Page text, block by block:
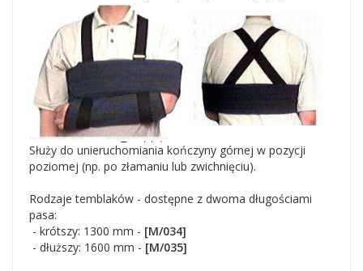
Służy do unieruchomiania kończyny górnej w pozycji
poziomej (np. po złamaniu lub zwichnięciu).
Rodzaje temblaków - dostępne z dwoma długościami
pasa:
- krótszy: 1300 mm - [M/034]
- dłuższy: 1600 mm - [M/035]